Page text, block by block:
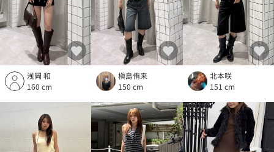
浅岡 和
160 cm
槇島侑来
150 cm
北本咲
151 cm